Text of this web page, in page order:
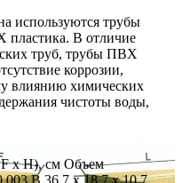
используются трубы
пластика. В отличие
труб, трубы ПВХ
коррозии,
влиянию химических
чистоты воды,
F x H), см Объем
B 36,7 х 18,7 х 10,7